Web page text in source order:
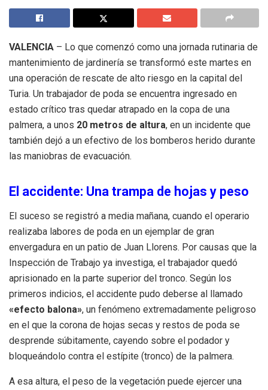
VALENCIA – Lo que comenzó como una jornada rutinaria de
mantenimiento de jardinería se transformó este martes en
una operación de rescate de alto riesgo en la capital del
Turia. Un trabajador de poda se encuentra ingresado en
estado crítico tras quedar atrapado en la copa de una
palmera, a unos 20 metros de altura, en un incidente que
también dejó a un efectivo de los bomberos herido durante
las maniobras de evacuación.
El accidente: Una trampa de hojas y peso
El suceso se registró a media mañana, cuando el operario
realizaba labores de poda en un ejemplar de gran
envergadura en un patio de Juan Llorens. Por causas que la
Inspección de Trabajo ya investiga, el trabajador quedó
aprisionado en la parte superior del tronco. Según los
primeros indicios, el accidente pudo deberse al llamado
«efecto balona», un fenómeno extremadamente peligroso
en el que la corona de hojas secas y restos de poda se
desprende súbitamente, cayendo sobre el podador y
bloqueándolo contra el estípite (tronco) de la palmera.
A esa altura, el peso de la vegetación puede ejercer una